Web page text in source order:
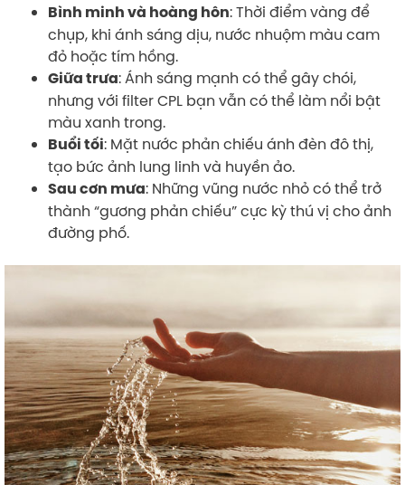
Bình minh và hoàng hôn: Thời điểm vàng để
chụp, khi ánh sáng dịu, nước nhuộm màu cam
đỏ hoặc tím hồng.
Giữa trưa: Ánh sáng mạnh có thể gây chói,
nhưng với filter CPL bạn vẫn có thể làm nổi bật
màu xanh trong.
Buổi tối: Mặt nước phản chiếu ánh đèn đô thị,
tạo bức ảnh lung linh và huyền ảo.
Sau cơn mưa: Những vũng nước nhỏ có thể trở
thành “gương phản chiếu” cực kỳ thú vị cho ảnh
đường phố.